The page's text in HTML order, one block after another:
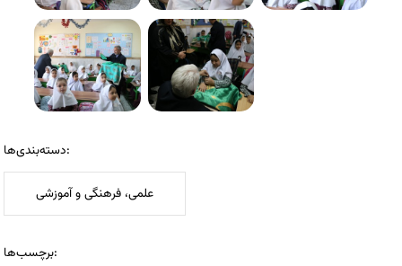
دسته‌بندی‌ها:
علمی، فرهنگی و آموزشی
برچسب‌ها: